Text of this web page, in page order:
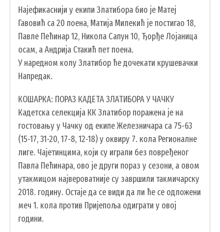
УСЛУГЕ
ПОРТАЛ Е-УПРАВА
ВОДИЧ КРОЗ ЛОКАЛНУ УПРАВУ
ПИСАРНИЦА
ВИРТУЕЛНИ МАТИЧАР
КОНКУРСИ, ПОЗИВИ, ОБАВЕШТЕЊА
Најефикаснији у екипи Златибора био је Матеј
Гавовић са 20 поена, Матија Милекић је постигао 18,
Павле Пећинар 12, Никола Сапун 10, Ђорђе Лојаница
осам, а Андрија Стакић пет поена.
У наредном колу Златибор ће дочекати крушевачки
Напредак.
КОШАРКА: ПОРАЗ КАДЕТА ЗЛАТИБОРА У ЧАЧКУ
Кадетска селекција КК Златибор поражена је на
гостовању у Чачку од екипе Железничара са 75-63
(15-17, 31-20, 17-8, 12-18) у оквиру 7. кола Регионалне
лиге. Чајетинцима, који су играли без повређеног
Павла Пећинара, ово је други пораз у сезони, а овом
утакмицом највероватније су завршили такмичарску
2018. годину. Остаје да се види да ли ће се одложени
меч 1. кола против Пријепоља одиграти у овој
години.